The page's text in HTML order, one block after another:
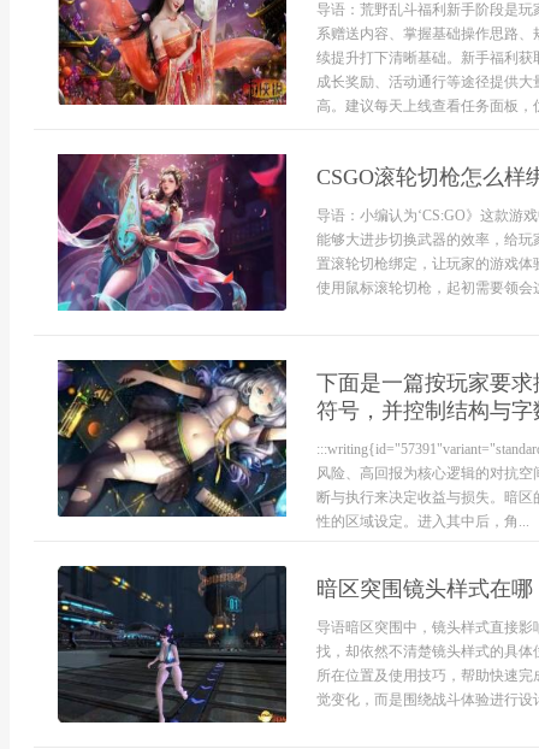
导语：荒野乱斗福利新手阶段是
系赠送内容、掌握基础操作思路
续提升打下清晰基础。新手福利
成长奖励、活动通行等途径提供
高。建议每天上线查看任务面板，
CSGO滚轮切枪怎么样
导语：小编认为‘CS:GO》这款游
能够大进步切换武器的效率，给
置滚轮切枪绑定，让玩家的游戏
使用鼠标滚轮切枪，起初需要领会
下面是一篇按玩家要
符号，并控制结构与字
风险、高回报为核心逻辑的对抗
断与执行来决定收益与损失。暗
性的区域设定。进入其中后，角...
暗区突围镜头样式在哪
导语暗区突围中，镜头样式直接
找，却依然不清楚镜头样式的具
所在位置及使用技巧，帮助快速
觉变化，而是围绕战斗体验进行